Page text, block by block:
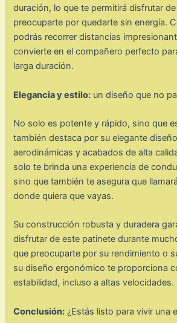
duración, lo que te permitirá disfrutar
preocuparte por quedarte sin energía.
podrás recorrer distancias
convierte en el compañero perfecto
larga duración.
Elegancia y estilo: un diseño que no
No solo es potente y rápido, sino que
también destaca por su elegante
aerodinámicas y acabados de alta
solo te brinda una experiencia de
sino que también te asegura que
donde quiera que vayas.
Su construcción robusta y duradera
disfrutar de este patinete durante
que preocuparte por su rendimiento o
su diseño ergonómico te proporciona
estabilidad, incluso a altas velocidades.
Conclusión: ¿Estás listo para vivir una